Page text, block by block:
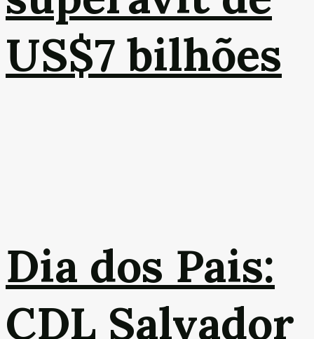
US$7 bilhões
Dia dos Pais:
CDL Salvador